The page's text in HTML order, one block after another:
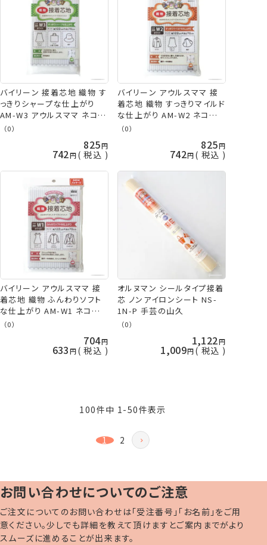
バイリーン 接着芯地 織物 す
っきりシャープな仕上がり
AM-W3 アウルスママ ネコポ
ス可 vln 手芸の山久
（0）
825
742 税込
バイリーン アウルスママ 接
着芯地 織物 すっきりマイルド
な仕上がり AM-W2 ネコポス
可 vln 手芸の山久
（0）
825
742 税込
バイリーン アウルスママ 接
着芯地 織物 ふんわりソフト
な仕上がり AM-W1 ネコポス
可 vln 手芸の山久
（0）
704
633 税込
オルヌマン シールタイプ接着
芯 ノンアイロンシート NS-
1N-P 手芸の山久
（0）
1,122
1,009 税込
100件中 1-50件表示
1 2
お問い合わせについてのご注意
ご注文についてのお問い合わせは「受注番号」「お名前」をご用
意ください。少しでも詳細を教えて頂けますとご案内までがより
スムーズに進めることが出来ます。